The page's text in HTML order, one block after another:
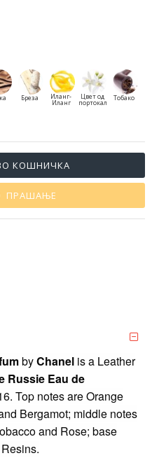
Бреза Иланг-
Иланг
Цвет од
портокал
Тобако
КОШНИЧКА
ПРАШАЊЕ
byChanel is a Leather
Russie Eau de
Top notes are Orange
Bergamot; middle notes
and Rose; base